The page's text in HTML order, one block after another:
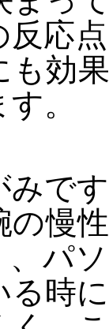
反応
も効
。
みで
の慢
、パ
る時